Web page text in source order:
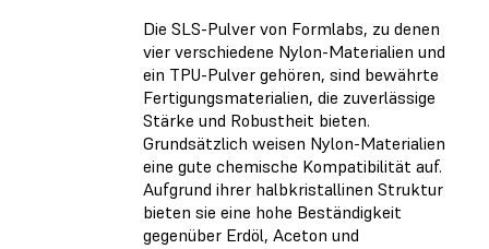
Die SLS-Pulver von Formlabs, zu denen
vier verschiedene Nylon-Materialien und
ein TPU-Pulver gehören, sind bewährte
Fertigungsmaterialien, die zuverlässige
Stärke und Robustheit bieten.
Grundsätzlich weisen Nylon-Materialien
eine gute chemische Kompatibilität auf.
Aufgrund ihrer halbkristallinen Struktur
bieten sie eine hohe Beständigkeit
gegenüber Erdöl, Aceton und